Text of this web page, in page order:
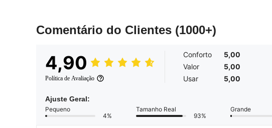
Comentário do Clientes (1000+)
4,90
Política de Avaliação
Conforto
5,00
Valor
5,00
Usar
5,00
Ajuste Geral:
Pequeno
4%
Tamanho Real
93%
Grande